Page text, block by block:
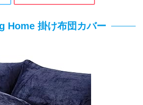
Home 掛け布団カバー